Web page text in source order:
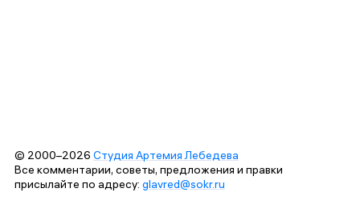
© 2000–2026 Студия Артемия Лебедева
Все комментарии, советы, предложения и правки
присылайте по адресу: glavred@sokr.ru